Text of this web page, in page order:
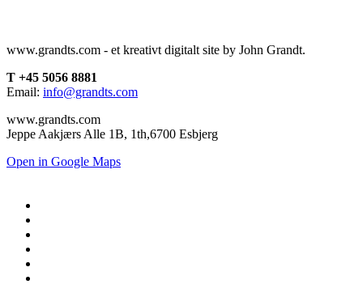
www.grandts.com - et kreativt digitalt site by John Grandt.
T +45 5056 8881
Email: info@grandts.com
www.grandts.com
Jeppe Aakjærs Alle 1B, 1th,6700 Esbjerg
Open in Google Maps